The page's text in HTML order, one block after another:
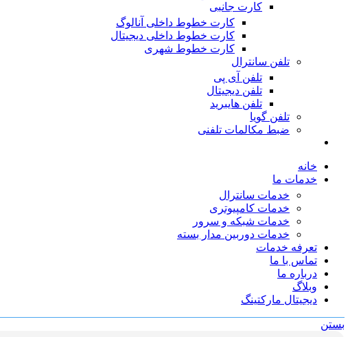
کارت جانبی
کارت خطوط داخلی آنالوگ
کارت خطوط داخلی دیجیتال
کارت خطوط شهری
تلفن سانترال
تلفن آی پی
تلفن دیجیتال
تلفن هایبرید
تلفن گویا
ضبط مکالمات تلفنی
خانه
خدمات ما
خدمات سانترال
خدمات کامپیوتری
خدمات شبکه و سرور
خدمات دوربین مدار بسته
تعرفه خدمات
تماس با ما
درباره ما
وبلاگ
دیجیتال مارکتینگ
بستن